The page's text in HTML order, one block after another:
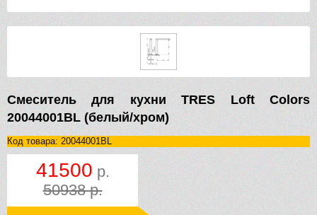
Смеситель для кухни TRES Loft Colors
20044001BL (белый/хром)
Код товара: 20044001BL
41500 р.
50938 р.